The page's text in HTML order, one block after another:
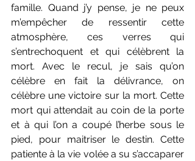
famille. Quand j’y pense, je ne peux
m’empêcher de ressentir cette
atmosphère, ces verres qui
s’entrechoquent et qui célèbrent la
mort. Avec le recul, je sais qu’on
célèbre en fait la délivrance, on
célèbre une victoire sur la mort. Cette
mort qui attendait au coin de la porte
et à qui l’on a coupé l’herbe sous le
pied, pour maitriser le destin. Cette
patiente à la vie volée a su s’accaparer